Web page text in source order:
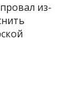
из-